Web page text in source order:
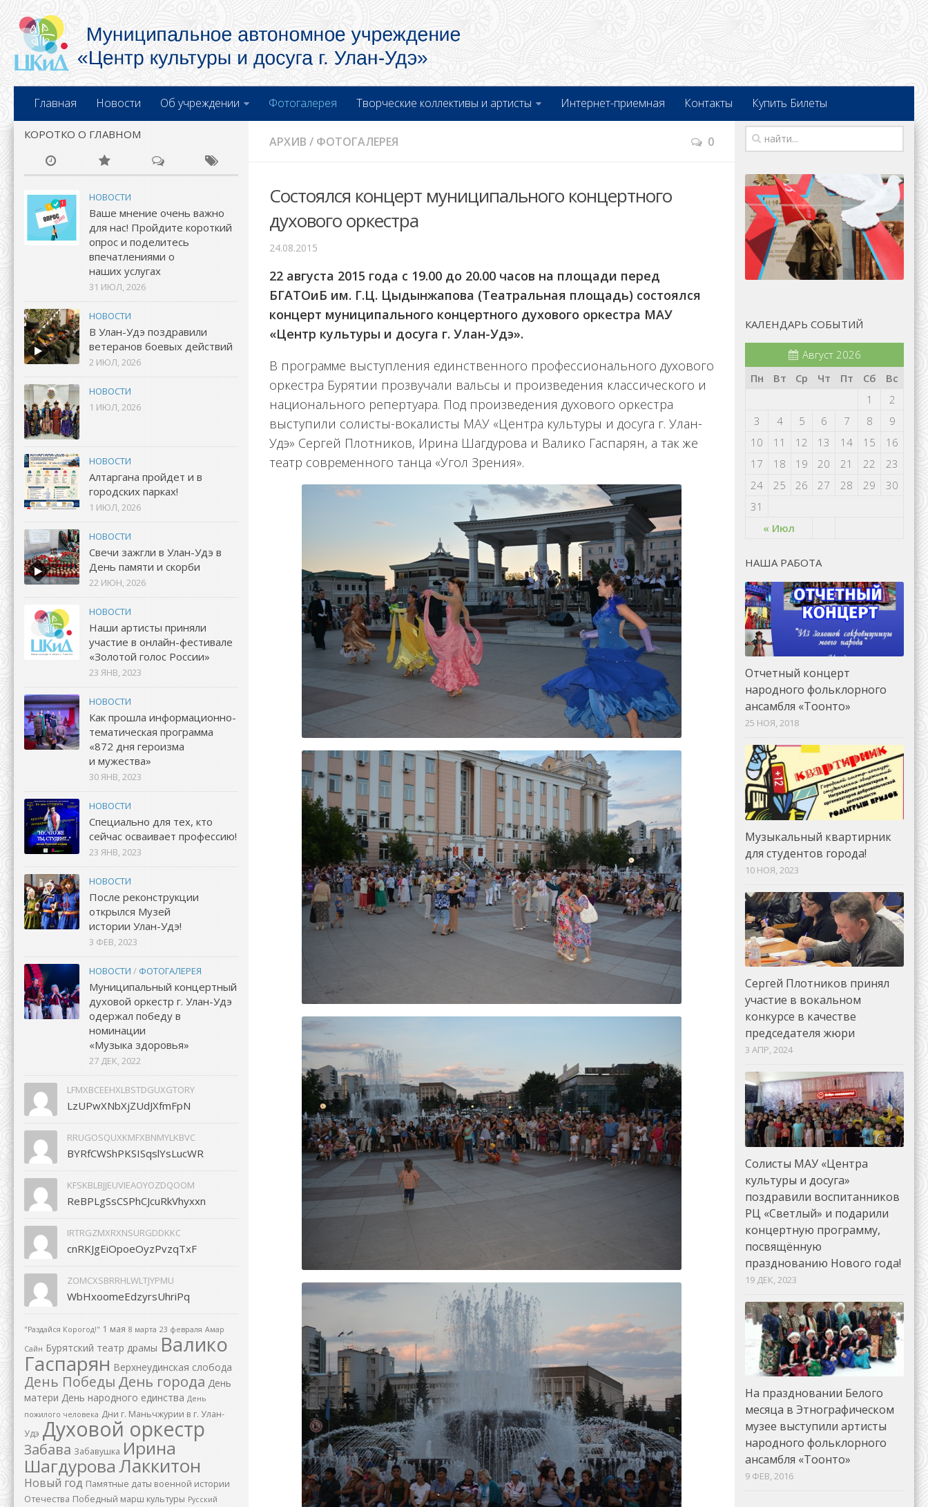
Главная Новости Об учреждении Фотогалерея Творческие коллективы и артисты Интернет-приемная Контакты Купить Билеты
АРХИВ / ФОТОГАЛЕРЕЯ 0
Состоялся концерт муниципального концертного
духового оркестра
24.08.2015
22 августа 2015 года с 19.00 до 20.00 часов на площади перед
БГАТОиБ им. Г.Ц. Цыдынжапова (Театральная площадь) состоялся
концерт муниципального концертного духового оркестра МАУ
«Центр культуры и досуга г. Улан-Удэ».
В программе выступления единственного профессионального духового
оркестра Бурятии прозвучали вальсы и произведения классического и
национального репертуара. Под произведения духового оркестра
выступили солисты-вокалисты МАУ «Центра культуры и досуга г. Улан-
Удэ» Сергей Плотников, Ирина Шагдурова и Валико Гаспарян, а так же
театр современного танца «Угол Зрения».
КОРОТКО О ГЛАВНОМ
НОВОСТИ
Ваше мнение очень важно
для нас! Пройдите короткий
опрос и поделитесь
впечатлениями о
наших услугах
31 ИЮЛ, 2026
НОВОСТИ
В Улан-Удэ поздравили
ветеранов боевых действий
2 ИЮЛ, 2026
НОВОСТИ
1 ИЮЛ, 2026
НОВОСТИ
Алтаргана пройдет и в
городских парках!
1 ИЮЛ, 2026
НОВОСТИ
Свечи зажгли в Улан-Удэ в
День памяти и скорби
22 ИЮН, 2026
НОВОСТИ
Наши артисты приняли
участие в онлайн-фестивале
«Золотой голос России»
23 ЯНВ, 2023
НОВОСТИ
Как прошла информационно-
тематическая программа
«872 дня героизма
и мужества»
30 ЯНВ, 2023
НОВОСТИ
Специально для тех, кто
сейчас осваивает профессию!
23 ЯНВ, 2023
НОВОСТИ
После реконструкции
открылся Музей
истории Улан-Удэ!
3 ФЕВ, 2023
НОВОСТИ / ФОТОГАЛЕРЕЯ
Муниципальный концертный
духовой оркестр г. Улан-Удэ
одержал победу в
номинации
«Музыка здоровья»
27 ДЕК, 2022
LFMXBCEEHXLBSTDGUXGTORY
LzUPwXNbXjZUdJXfmFpN
RRUGOSQUXKMFXBNMYLKBVC
BYRfCWShPKSISqslYsLucWR
KFSKBLBJJEUVIEAOYOZDQOOM
ReBPLgSsCSPhCJcuRkVhyxxn
IRTRGZMXRXNSURGDDKKC
cnRKJgEiOpoeOyzPvzqTxF
ZOMCXSBRRHLWLTJYPMU
WbHxoomeEdzyrsUhriPq
"Раздайся Корогод!" 1 мая 8 марта 23 февраля Амар
Сайн Бурятский театр драмы Валико
Гаспарян Верхнеудинская слобода
День Победы День города День
матери День народного единства День
пожилого человека Дни г. Маньчжурии в г. Улан-
Удэ Духовой оркестр
Забава Забавушка Ирина
ШагдуроваЛаккитон
Новый год Памятные даты военной истории
Отечества Победный марш культуры Русский
КАЛЕНДАРЬ СОБЫТИЙ
Август 2026
Пн
Вт Ср Чт Пт Сб Вс
« Июл
1
2
3
4 5 6 7 8
9
10
11 12 13 14 15
16
17
18 19 20 21 22
23
24
25 26 27 28 29
30
31
НАША РАБОТА
Отчетный концерт
народного фольклорного
ансамбля «Тоонто»
25 НОЯ, 2018
Музыкальный квартирник
для студентов города!
10 НОЯ, 2023
Сергей Плотников принял
участие в вокальном
конкурсе в качестве
председателя жюри
3 АПР, 2024
Солисты МАУ «Центра
культуры и досуга»
поздравили воспитанников
РЦ «Светлый» и подарили
концертную программу,
посвящённую
празднованию Нового года!
19 ДЕК, 2023
На праздновании Белого
месяца в Этнографическом
музее выступили артисты
народного фольклорного
ансамбля «Тоонто»
9 ФЕВ, 2016